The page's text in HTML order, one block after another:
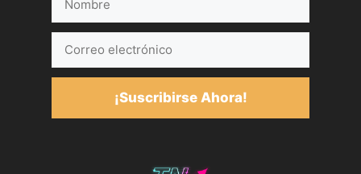
electrónico
¡Suscribirse Ahora!